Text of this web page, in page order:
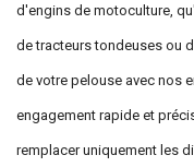
d'engins de motoculture,
de tracteurs tondeuses ou
de votre pelouse avec nos
engagement rapide et
remplacer uniquement les